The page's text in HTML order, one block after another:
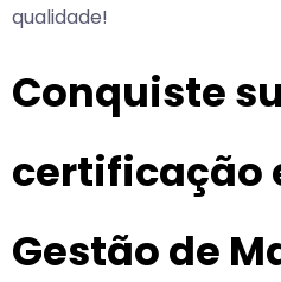
qualidade!
Conquiste
certificação
Gestão de